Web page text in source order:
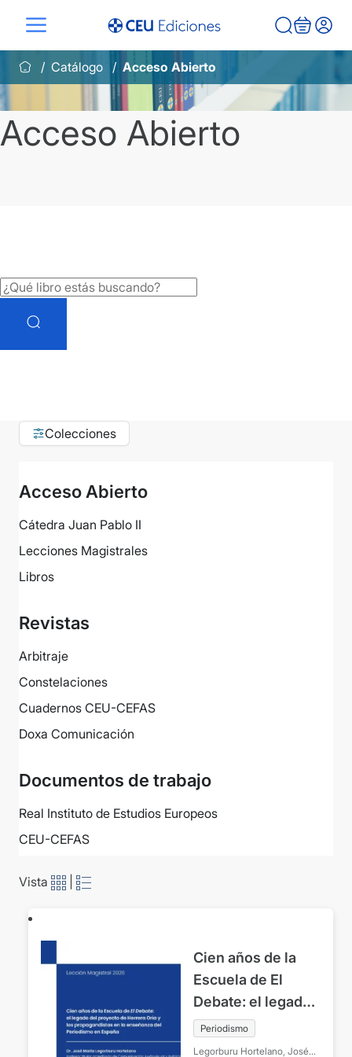
contenido
Catálogo
Acceso Abierto
Acceso Abierto
Colecciones
Acceso Abierto
Cátedra Juan Pablo II
Lecciones Magistrales
Libros
Revistas
Arbitraje
Constelaciones
Cuadernos CEU-CEFAS
Doxa Comunicación
Documentos de trabajo
Real Instituto de Estudios Europeos
CEU-CEFAS
Vista
Cien años de la
Escuela de El
Debate: el legado
del proyecto de
Herrera Oria y los
Periodismo
Legorburu Hortelano, José